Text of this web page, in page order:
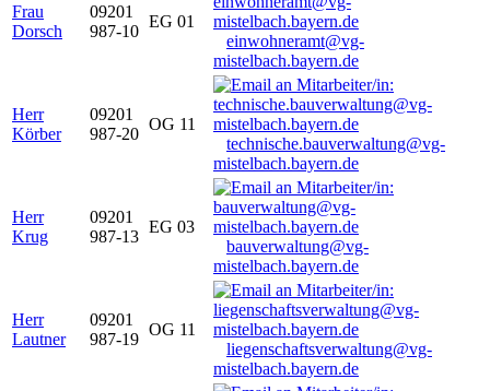
Frau
Dorsch
09201
987-10
EG 01
einwohneramt@vg-
mistelbach.bayern.de
Herr
Körber
09201
987-20
OG 11
technische.bauverwaltung@vg-
mistelbach.bayern.de
Herr
Krug
09201
987-13
EG 03
bauverwaltung@vg-
mistelbach.bayern.de
Herr
Lautner
09201
987-19
OG 11
liegenschaftsverwaltung@vg-
mistelbach.bayern.de